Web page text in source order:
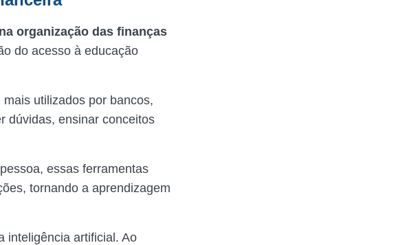
organização das finanças
do acesso à educação
utilizados por bancos,
dúvidas, ensinar conceitos
essas ferramentas
tornando a aprendizagem
inteligência artificial. Ao